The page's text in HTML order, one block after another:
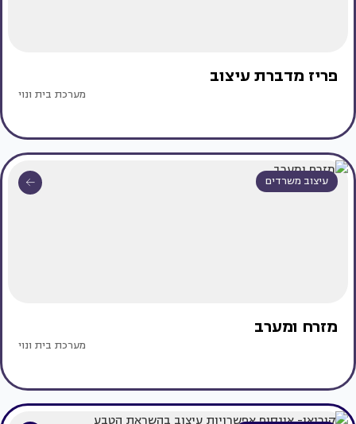
פריז מדברת עיצוב
מערכת בית ונוי
עיצוב משרדים
מזרח ומערב
מערכת בית ונוי